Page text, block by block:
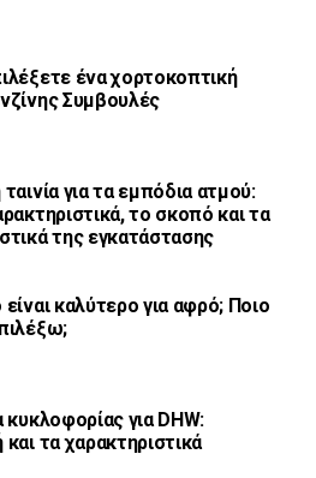
ένα χορτοκοπτική
Συμβουλές
για τα εμπόδια ατμού:
το σκοπό και τα
της εγκατάστασης
καλύτερο για αφρό; Ποιο
κυκλοφορίας για DHW:
τα χαρακτηριστικά